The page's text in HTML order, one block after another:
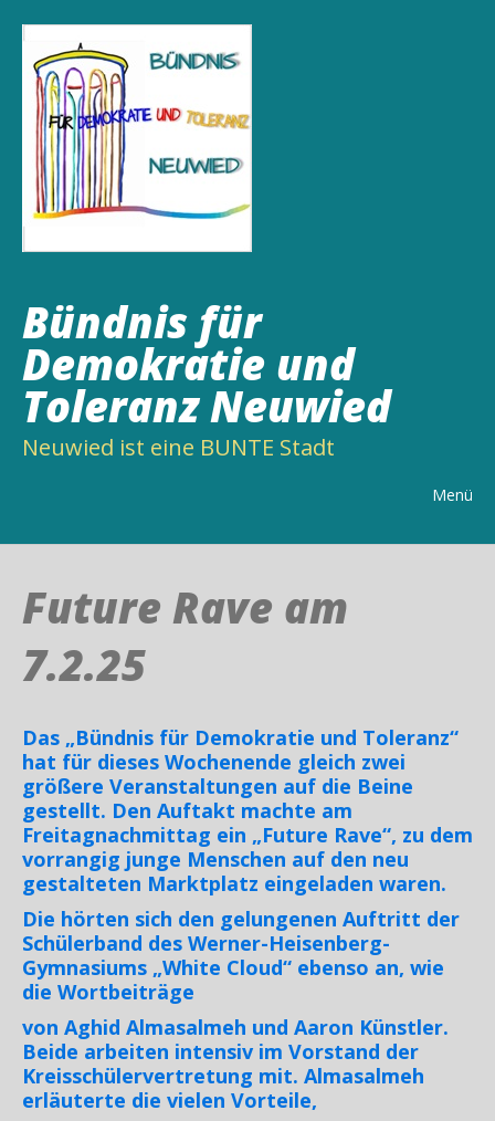
Bündnis für
Demokratie und
Toleranz Neuwied
Neuwied ist eine BUNTE Stadt
Menü
Future Rave am
7.2.25
Das „Bündnis für Demokratie und Toleranz“
hat für dieses Wochenende gleich zwei
größere Veranstaltungen auf die Beine
gestellt. Den Auftakt machte am
Freitagnachmittag ein „Future Rave“, zu dem
vorrangig junge Menschen auf den neu
gestalteten Marktplatz eingeladen waren.
Die hörten sich den gelungenen Auftritt der
Schülerband des Werner-Heisenberg-
Gymnasiums „White Cloud“ ebenso an, wie
die Wortbeiträge
von Aghid Almasalmeh und Aaron Künstler.
Beide arbeiten intensiv im Vorstand der
Kreisschülervertretung mit. Almasalmeh
erläuterte die vielen Vorteile,